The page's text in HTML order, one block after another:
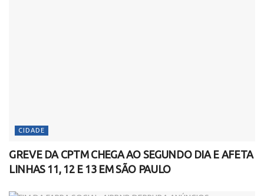
CIDADE
GREVE DA CPTM CHEGA AO SEGUNDO DIA E AFETA
LINHAS 11, 12 E 13 EM SÃO PAULO